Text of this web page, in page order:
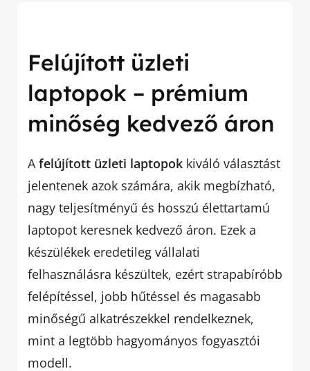
Felújított üzleti
laptopok – prémium
minőség kedvező áron
Afelújított üzleti laptopok kiváló választást
jelentenek azok számára, akik megbízható,
nagy teljesítményű és hosszú élettartamú
laptopot keresnek kedvező áron. Ezek a
készülékek eredetileg vállalati
felhasználásra készültek, ezért strapabíróbb
felépítéssel, jobb hűtéssel és magasabb
minőségű alkatrészekkel rendelkeznek,
mint a legtöbb hagyományos fogyasztói
modell.